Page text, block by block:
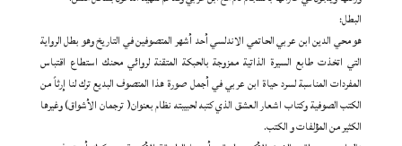
البطل:
هو محي الدين ابن عربي الحاتمي الاندلسي أحد أشهر المتصوفين في التاريخ وهو بطل الرواية
التي اتخذت طابع السيرة الذاتية ممزوجة بالحبكة المتقنة لروائي محنك استطاع اقتباس
المفردات المناسبة لسرد حياة ابن عربي في أجمل صورة هذا المتصوف البديع ترك لنا إرثاً من
الكتب الصوفية وكتاب اشعار العشق الذي كتبه لحبيبته نظام بعنوان( ترجمان الأشواق) وغيرها
الكثير من المؤلفات و الكتب.